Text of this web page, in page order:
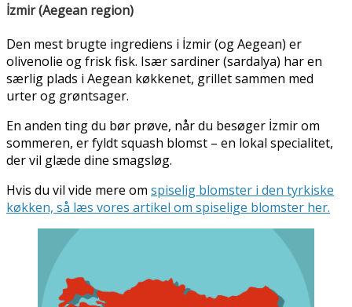
İzmir (Aegean region)
Den mest brugte ingrediens i İzmir (og Aegean) er
olivenolie og frisk fisk. Især sardiner (sardalya) har en
særlig plads i Aegean køkkenet, grillet sammen med
urter og grøntsager.
En anden ting du bør prøve, når du besøger İzmir om
sommeren, er fyldt squash blomst – en lokal specialitet,
der vil glæde dine smagsløg.
Hvis du vil vide mere om spiselig blomster i den tyrkiske
køkken, så læs vores artikel om spiselige blomster her.